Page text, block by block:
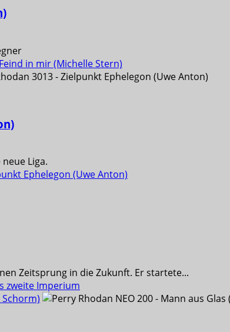
in mir (Michelle Stern)
Liga.
Ephelegon (Uwe Anton)
Zeitsprung in die Zukunft. Er startete...
zweite Imperium
Schorm)